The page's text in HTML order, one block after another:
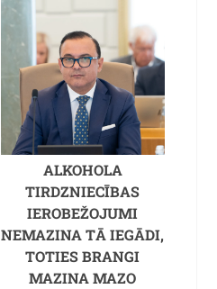
ALKOHOLA
TIRDZNIECĪBAS
IEROBEŽOJUMI
NEMAZINA TĀ IEGĀDI,
TOTIES BRANGI
MAZINA MAZO